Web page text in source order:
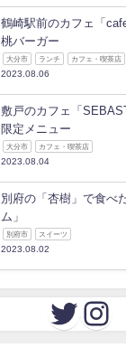
鶴崎駅前のカフェ「
桃バーガー
大分市 ランチ カフェ・喫茶店
2023.08.06
敷戸のカフェ「
限定メニュー
大分市 カフェ・喫茶店
2023.08.04
別府の「杏樹」で食べ
ム」
別府市 スイーツ
2023.08.02